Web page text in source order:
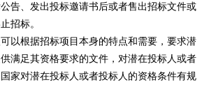
告、发出投标邀请书后或者售出招标文件或
招标。
根据招标项目本身的特点和需要，要求潜
满足其资格要求的文件，对潜在投标人或者
家对潜在投标人或者投标人的资格条件有规